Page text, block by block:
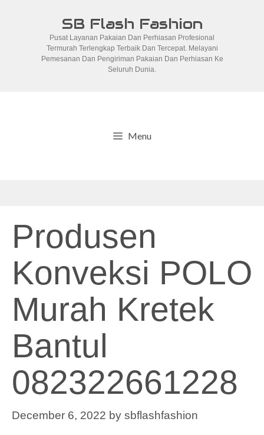
SB Flash Fashion
Pusat Layanan Pakaian Dan Perhiasan Profesional
Termurah Terlengkap Terbaik Dan Tercepat. Melayani
Pemesanan Dan Pengiriman Pakaian Dan Perhiasan Ke
Seluruh Dunia.
Menu
Produsen
Konveksi POLO
Murah Kretek
Bantul
082322661228
December 6, 2022 by sbflashfashion